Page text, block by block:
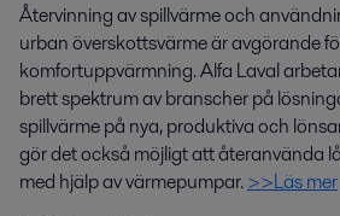
Återvinning av spillvärme och
urban överskottsvärme är avgörande
komfortuppvärmning. Alfa Laval
brett spektrum av branscher på
spillvärme på nya, produktiva och
gör det också möjligt att återanvända
med hjälp av värmepumpar.>>Läs mer